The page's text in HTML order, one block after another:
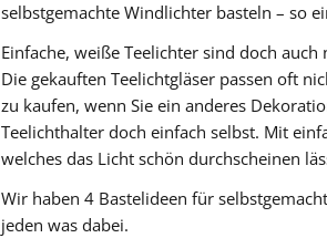
selbstgemachte Windlichter basteln – so
Einfache, weiße Teelichter sind doch
Die gekauften Teelichtgläser passen oft
zu kaufen, wenn Sie ein anderes
Teelichthalter doch einfach selbst. Mit
welches das Licht schön durchscheinen
Wir haben 4 Bastelideen für
jeden was dabei.